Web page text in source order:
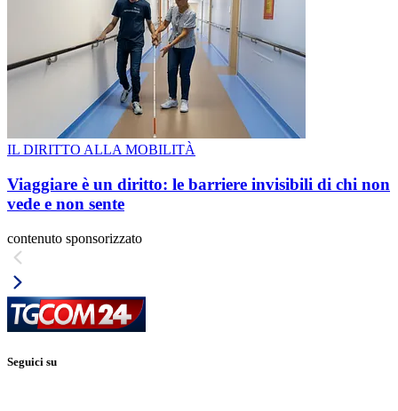
IL DIRITTO ALLA MOBILITÀ
Viaggiare è un diritto: le barriere invisibili di chi non
vede e non sente
contenuto sponsorizzato
Seguici su